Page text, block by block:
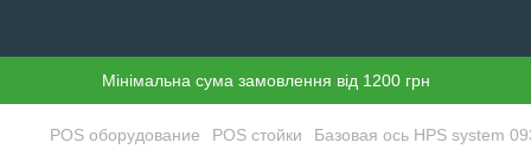
Мінімальна сума замовлення від 1200 грн
POS оборудование POS стойки Базовая ось HPS system